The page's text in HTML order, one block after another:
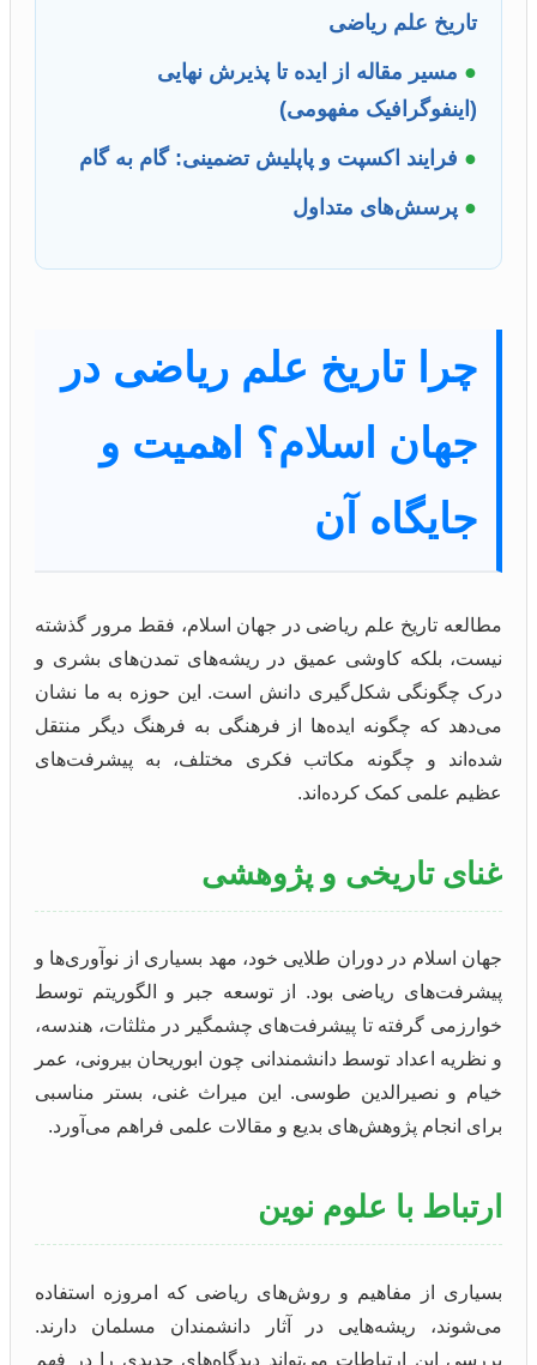
تاریخ علم ریاضی
● مسیر مقاله از ایده تا پذیرش نهایی
(اینفوگرافیک مفهومی)
● فرایند اکسپت و پاپلیش تضمینی: گام به گام
● پرسش‌های متداول
چرا تاریخ علم ریاضی در
جهان اسلام؟ اهمیت و
جایگاه آن
مطالعه تاریخ علم ریاضی در جهان اسلام، فقط مرور گذشته
نیست، بلکه کاوشی عمیق در ریشه‌های تمدن‌های بشری و
درک چگونگی شکل‌گیری دانش است. این حوزه به ما نشان
می‌دهد که چگونه ایده‌ها از فرهنگی به فرهنگ دیگر منتقل
شده‌اند و چگونه مکاتب فکری مختلف، به پیشرفت‌های
عظیم علمی کمک کرده‌اند.
غنای تاریخی و پژوهشی
جهان اسلام در دوران طلایی خود، مهد بسیاری از نوآوری‌ها و
پیشرفت‌های ریاضی بود. از توسعه جبر و الگوریتم توسط
خوارزمی گرفته تا پیشرفت‌های چشمگیر در مثلثات، هندسه،
و نظریه اعداد توسط دانشمندانی چون ابوریحان بیرونی، عمر
خیام و نصیرالدین طوسی. این میراث غنی، بستر مناسبی
برای انجام پژوهش‌های بدیع و مقالات علمی فراهم می‌آورد.
ارتباط با علوم نوین
بسیاری از مفاهیم و روش‌های ریاضی که امروزه استفاده
می‌شوند، ریشه‌هایی در آثار دانشمندان مسلمان دارند.
بررسی این ارتباطات می‌تواند دیدگاه‌های جدیدی را در فهم